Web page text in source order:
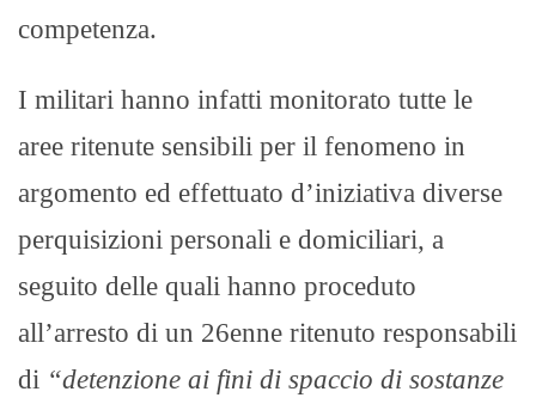
competenza.
I militari hanno infatti monitorato tutte le
aree ritenute sensibili per il fenomeno in
argomento ed effettuato d’iniziativa diverse
perquisizioni personali e domiciliari, a
seguito delle quali hanno proceduto
all’arresto di un 26enne ritenuto responsabili
di “detenzione ai fini di spaccio di sostanze